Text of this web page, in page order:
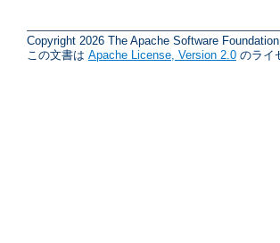
Copyright 2026 The Apache Software Foundation.
この文書は Apache License, Version 2.0 のライ